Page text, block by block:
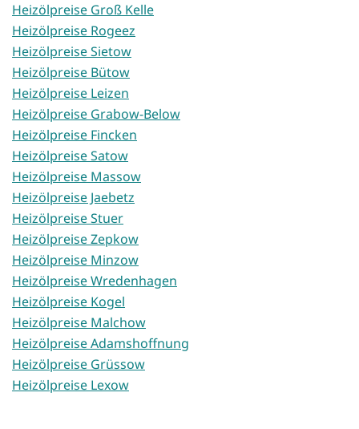
Heizölpreise Groß Kelle
Heizölpreise Rogeez
Heizölpreise Sietow
Heizölpreise Bütow
Heizölpreise Leizen
Heizölpreise Grabow-Below
Heizölpreise Fincken
Heizölpreise Satow
Heizölpreise Massow
Heizölpreise Jaebetz
Heizölpreise Stuer
Heizölpreise Zepkow
Heizölpreise Minzow
Heizölpreise Wredenhagen
Heizölpreise Kogel
Heizölpreise Malchow
Heizölpreise Adamshoffnung
Heizölpreise Grüssow
Heizölpreise Lexow